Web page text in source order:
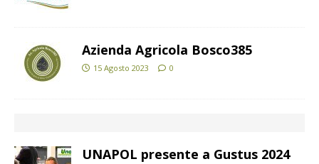
Azienda Agricola Bosco385
15 Agosto 2023 0
UNAPOL presente a Gustus 2024